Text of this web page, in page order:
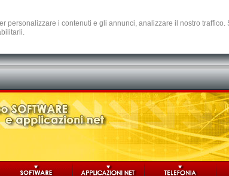
personalizzare i contenuti e gli annunci, analizzare il nostro traffico.